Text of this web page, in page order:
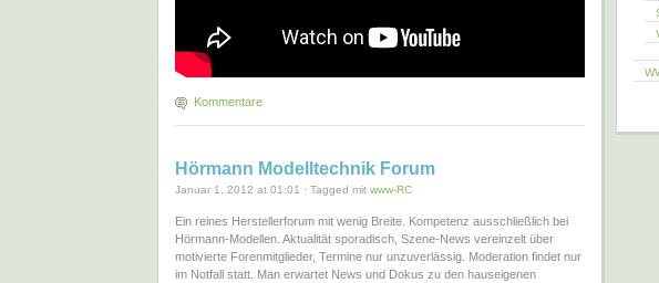
Kommentare
Hörmann Modelltechnik Forum
Januar 1, 2012 at 01:01 · Tagged mit www-RC
Ein reines Herstellerforum mit wenig Breite. Kompetenz ausschließlich bei
Hörmann-Modellen. Aktualität sporadisch, Szene-News vereinzelt über
motivierte Forenmitglieder, Termine nur unzuverlässig. Moderation findet nur
im Notfall statt. Man erwartet News und Dokus zu den hauseigenen